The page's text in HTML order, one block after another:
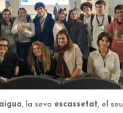
, la seva escassetat, el seu